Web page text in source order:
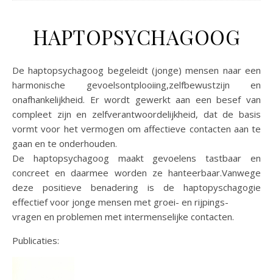
HAPTOPSYCHAGOOG
De haptopsychagoog begeleidt (jonge) mensen naar een
harmonische gevoelsontplooiing,zelfbewustzijn en
onafhankelijkheid. Er wordt gewerkt aan een besef van
compleet zijn en zelfverantwoordelijkheid, dat de basis
vormt voor het vermogen om affectieve contacten aan te
gaan en te onderhouden.
De haptopsychagoog maakt gevoelens tastbaar en
concreet en daarmee worden ze hanteerbaar.Vanwege
deze positieve benadering is de haptopyschagogie
effectief voor jonge mensen met groei- en rijpings-
vragen en problemen met intermenselijke contacten.
Publicaties: